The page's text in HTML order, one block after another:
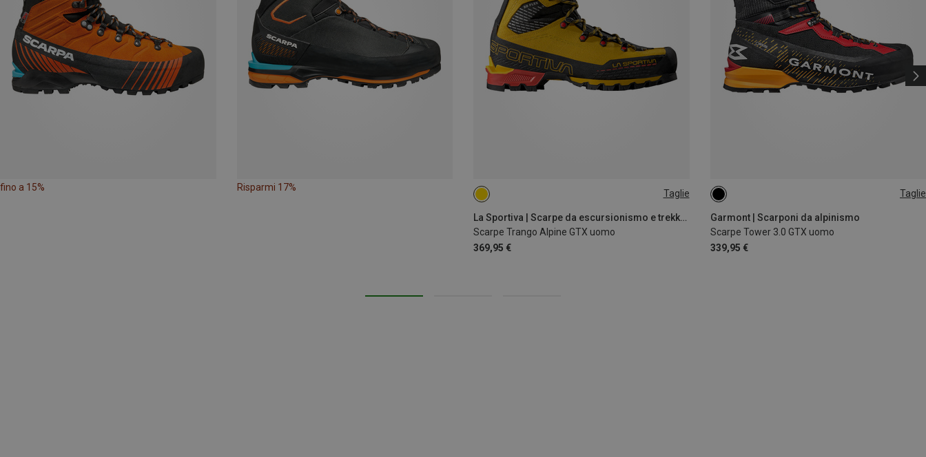
fino a 15% Risparmi 17%
Taglie
La Sportiva | Scarpe da escursionismo e trekking
Scarpe Trango Alpine GTX uomo
369,95 €
41 Taglie
Garmont | Scarponi da alpinismo
Scarpe Tower 3.0 GTX uomo
339,95 €